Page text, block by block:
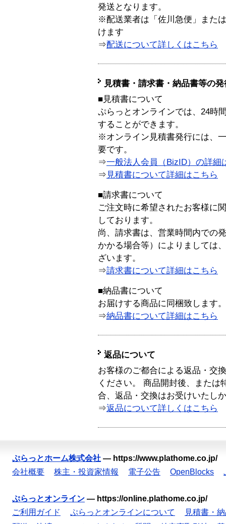
発送となります。
※配送業者は「佐川急便」また
けます
⇒配送について詳しくはこちら
見積書・請求書・納品書等の
■見積書について
ぷらっとオンラインでは、24時
することができます。
※オンライン見積書発行には、
要です。
⇒一般法人会員（BizID）の詳細
⇒ 見積書について詳細はこちら
■請求書について
ご注文時に希望されたお客様に
しております。
尚、請求書は、営業時間内での
かかる場合等）によりましては
ざいます。
⇒請求書について詳細はこちら
■納品書について
お届けする商品に同梱致します。
⇒納品書について詳細はこちら
返品について
お客様のご都合による返品・交
ください。 商品開封後、または
合、返品・交換はお受けいたし
⇒返品について詳しくはこちら
ぷらっとホーム株式会社 — https://www.plathome.co.jp/
会社概要
株主・投資家情報 電子公告 OpenBlocks
ぷらっとオンライン — https://online.plathome.co.jp/
ご利用ガイド
ぷらっとオンラインについて
見積書・